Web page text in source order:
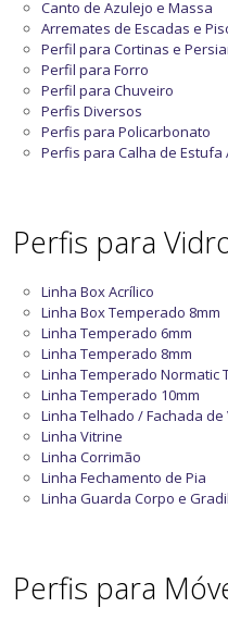
Canto de Azulejo e Massa
Arremates de Escadas e
Perfil para Cortinas e
Perfil para Forro
Perfil para Chuveiro
Perfis Diversos
Perfis para Policarbonato
Perfis para Calha de Estufa
Perfis para
Linha Box Acrílico
Linha Box Temperado 8mm
Linha Temperado 6mm
Linha Temperado 8mm
Linha Temperado Normatic
Linha Temperado 10mm
Linha Telhado / Fachada de
Linha Vitrine
Linha Corrimão
Linha Fechamento de Pia
Linha Guarda Corpo e Gradil
Perfis para